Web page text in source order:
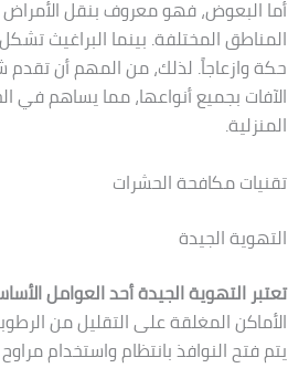
أما البعوض، فهو معروف بنقل
المناطق المختلفة. بينما البراغيث
حكة وازعاجاً. لذلك، من المهم أن
الآفات بجميع أنواعها، مما يساهم في
المنزلية.
تقنيات مكافحة الحشرات
التهوية الجيدة
تعتبر التهوية الجيدة أحد العوامل
الأماكن المغلقة على التقليل من
يتم فتح النوافذ بانتظام واستخدام